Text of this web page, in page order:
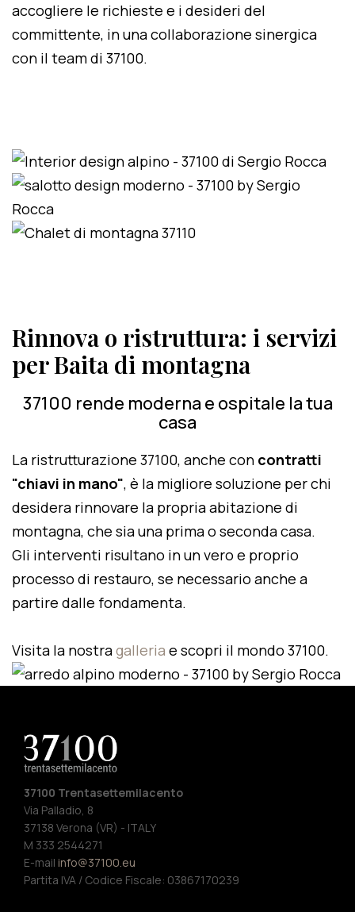
accogliere le richieste e i desideri del
committente, in una collaborazione sinergica
con il team di 37100.
Rinnova o ristruttura: i servizi
per Baita di montagna
37100 rende moderna e ospitale la tua
casa
La ristrutturazione 37100, anche con contratti
"chiavi in mano", è la migliore soluzione per chi
desidera rinnovare la propria abitazione di
montagna, che sia una prima o seconda casa.
Gli interventi risultano in un vero e proprio
processo di restauro, se necessario anche a
partire dalle fondamenta.
Visita la nostragalleria e scopri il mondo 37100.
37100 Trentasettemilacento
Via Palladio, 8
37138 Verona (VR) - ITALY
M 333 2544271
E-mail info@37100.eu
Partita IVA / Codice Fiscale: 03867170239